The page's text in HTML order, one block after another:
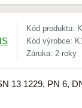
Kód produktu:
Kód výrobce:
Záruka: 2 roky
13 1229, PN 6,